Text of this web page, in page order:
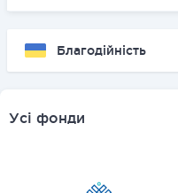
Благодійність
Усі фонди